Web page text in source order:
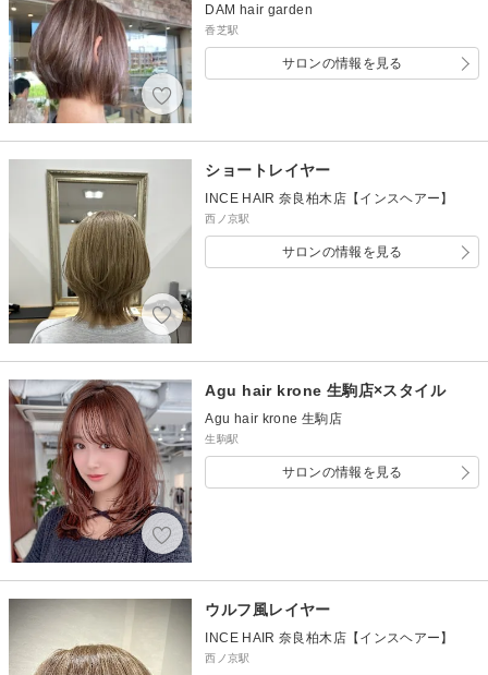
DAM hair garden
香芝駅
サロンの情報を見る
ショートレイヤー
INCE HAIR 奈良柏木店【インスヘアー】
西ノ京駅
サロンの情報を見る
Agu hair krone 生駒店×スタイル
Agu hair krone 生駒店
生駒駅
サロンの情報を見る
ウルフ風レイヤー
INCE HAIR 奈良柏木店【インスヘアー】
西ノ京駅